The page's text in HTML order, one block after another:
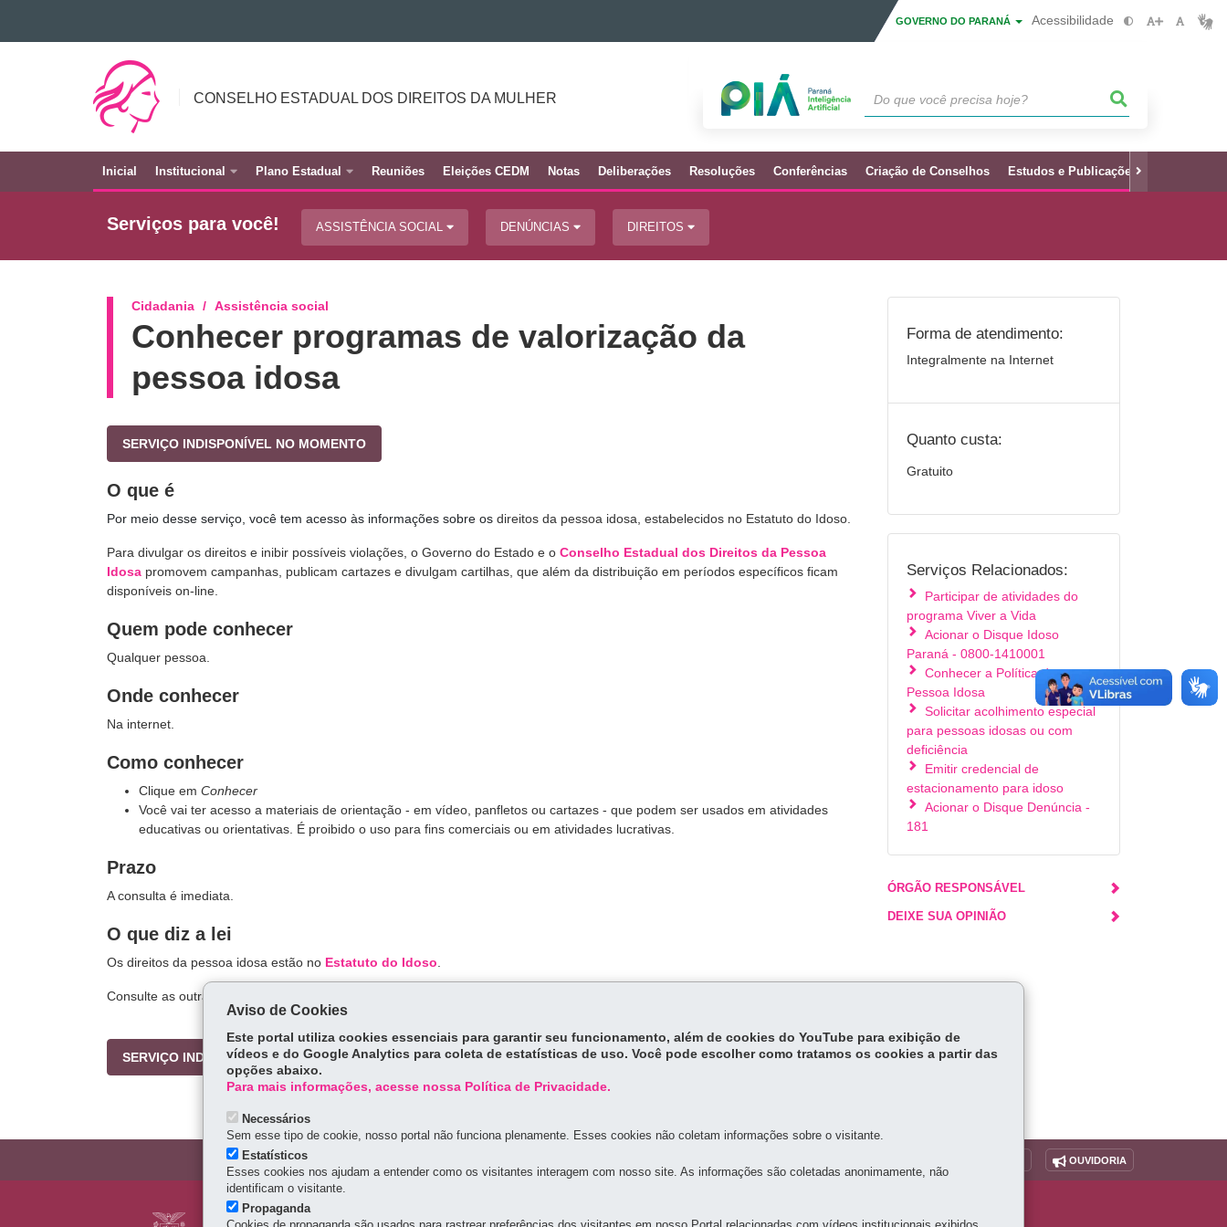
Ir para a navegação
Ir para a busca
Mapa do site
GOVERNO DO PARANÁ Acessibilidade
CONSELHO
ESTADUAL
DOS
DIREITOS
DA
MULHER
CONSELHO ESTADUAL DOS DIREITOS DA MULHER
Navegação
principal
Inicial Institucional Plano Estadual Reuniões Eleições CEDM Notas Deliberações Resoluções Conferências Criação de Conselhos Estudos e Publicações
Serviços para você! ASSISTÊNCIA SOCIAL DENÚNCIAS DIREITOS
Cidadania Assistência social
Conhecer programas de valorização da
pessoa idosa
SERVIÇO INDISPONÍVEL NO MOMENTO
O que é
Por meio desse serviço, você tem acesso às informações sobre os direitos da pessoa idosa, estabelecidos no Estatuto do Idoso.
Para divulgar os direitos e inibir possíveis violações, o Governo do Estado e o Conselho Estadual dos Direitos da Pessoa
Idosa promovem campanhas, publicam cartazes e divulgam cartilhas, que além da distribuição em períodos específicos ficam
disponíveis on-line.
Quem pode conhecer
Qualquer pessoa.
Onde conhecer
Na internet.
Como conhecer
Clique em Conhecer
Você vai ter acesso a materiais de orientação - em vídeo, panfletos ou cartazes - que podem ser usados em atividades
educativas ou orientativas. É proibido o uso para fins comerciais ou em atividades lucrativas.
Prazo
A consulta é imediata.
O que diz a lei
Os direitos da pessoa idosa estão no Estatuto do Idoso
Consulte as outras
SERVIÇO INDISPONÍVEL NO MOMENTO
Forma de atendimento:
Integralmente na Internet
Quanto custa:
Gratuito
Serviços Relacionados:
Participar de atividades do
programa Viver a Vida
Acionar o Disque Idoso
Paraná - 0800-1410001
Conhecer a Política da
Pessoa Idosa
Solicitar acolhimento especial
para pessoas idosas ou com
deficiência
Emitir credencial de
estacionamento para idoso
Acionar o Disque Denúncia -
181
ÓRGÃO RESPONSÁVEL
DEIXE SUA OPINIÃO
OUVIDORIA
Navegação CONSELHO ESTADUAL DOS DIREITOS DA MULHER
Aviso de Cookies
Este portal utiliza cookies essenciais para garantir seu funcionamento, além de cookies do YouTube para exibição de
vídeos e do Google Analytics para coleta de estatísticas de uso. Você pode escolher como tratamos os cookies a partir das
opções abaixo.
Para mais informações, acesse nossa Política de Privacidade.
Necessários
Sem esse tipo de cookie, nosso portal não funciona plenamente. Esses cookies não coletam informações sobre o visitante.
Estatísticos
Esses cookies nos ajudam a entender como os visitantes interagem com nosso site. As informações são coletadas anonimamente, não
identificam o visitante.
Propaganda